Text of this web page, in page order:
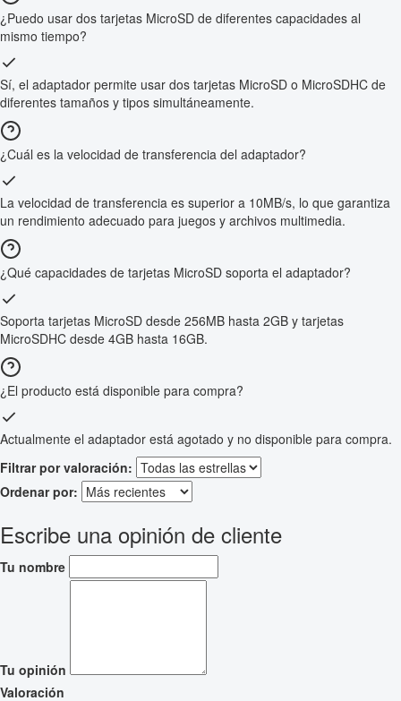
¿Puedo usar dos tarjetas MicroSD de diferentes capacidades al
mismo tiempo?
Sí, el adaptador permite usar dos tarjetas MicroSD o MicroSDHC de
diferentes tamaños y tipos simultáneamente.
¿Cuál es la velocidad de transferencia del adaptador?
La velocidad de transferencia es superior a 10MB/s, lo que garantiza
un rendimiento adecuado para juegos y archivos multimedia.
¿Qué capacidades de tarjetas MicroSD soporta el adaptador?
Soporta tarjetas MicroSD desde 256MB hasta 2GB y tarjetas
MicroSDHC desde 4GB hasta 16GB.
¿El producto está disponible para compra?
Actualmente el adaptador está agotado y no disponible para compra.
Filtrar por valoración:
Ordenar por:
Escribe una opinión de cliente
Tu nombre
Tu opinión
Valoración